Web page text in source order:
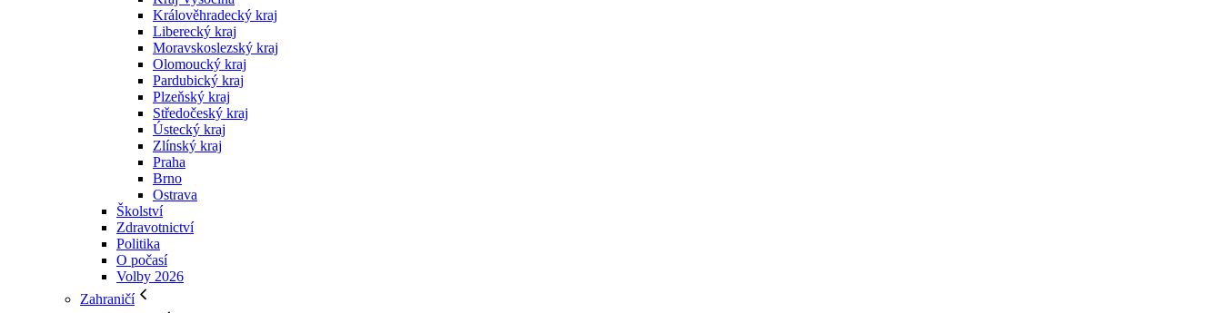
Králověhradecký kraj
Liberecký kraj
Moravskoslezský kraj
Olomoucký kraj
Pardubický kraj
Plzeňský kraj
Středočeský kraj
Ústecký kraj
Zlínský kraj
Praha
Brno
Ostrava
Školství
Zdravotnictví
Politika
O počasí
Volby 2026
Zahraničí